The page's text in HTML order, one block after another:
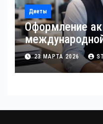
Диеты
Оформление
23 МАРТА 2026